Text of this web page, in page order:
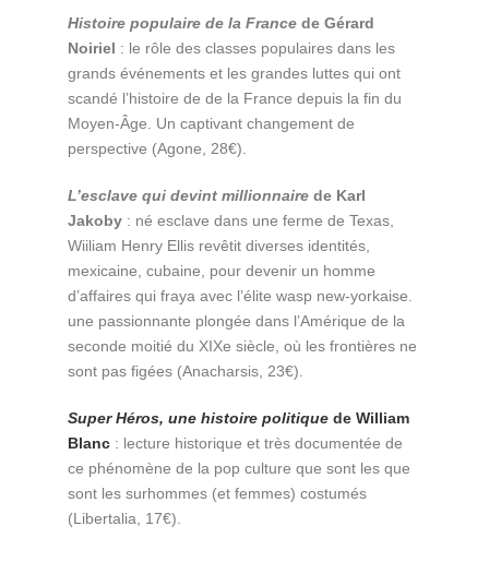
Histoire populaire de la France de Gérard
Noiriel : le rôle des classes populaires dans les
grands événements et les grandes luttes qui ont
scandé l’histoire de de la France depuis la fin du
Moyen-Âge. Un captivant changement de
perspective (Agone, 28€).
L’esclave qui devint millionnaire de Karl
Jakoby : né esclave dans une ferme de Texas,
Wiiliam Henry Ellis revêtit diverses identités,
mexicaine, cubaine, pour devenir un homme
d’affaires qui fraya avec l’élite wasp new-yorkaise.
une passionnante plongée dans l’Amérique de la
seconde moitié du XIXe siècle, où les frontières ne
sont pas figées (Anacharsis, 23€).
Super Héros, une histoire politique de William
Blanc : lecture historique et très documentée de
ce phénomène de la pop culture que sont les que
sont les surhommes (et femmes) costumés
(Libertalia, 17€).